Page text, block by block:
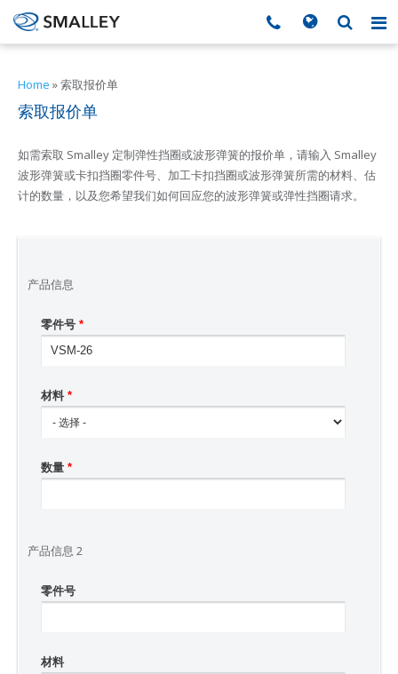
Search form
搜索
Home »索取报价单
索取报价单
如需索取 Smalley 定制弹性挡圈或波形弹簧的报价单，请输入 Smalley
波形弹簧或卡扣挡圈零件号、加工卡扣挡圈或波形弹簧所需的材料、估
计的数量，以及您希望我们如何回应您的波形弹簧或弹性挡圈请求。
产品信息
零件号 *
材料 *
数量 *
产品信息 2
零件号
材料